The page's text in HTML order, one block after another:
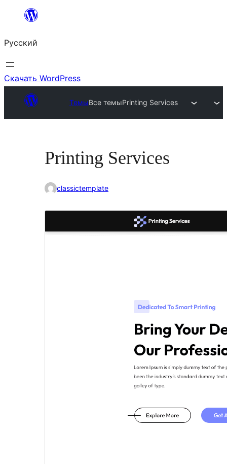
Перейти
содержимому
Русский
Скачать WordPress
ТемыВсе темыPrinting Services
Printing Services
classictemplate